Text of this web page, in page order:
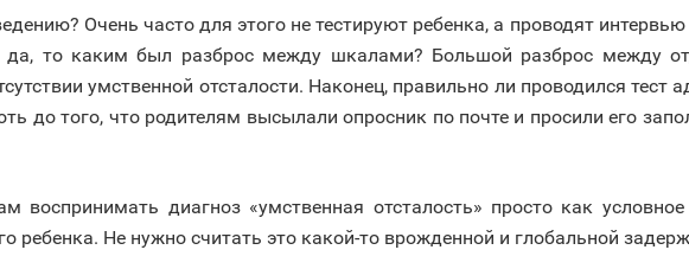
Очень часто для этого не тестируют ребенка, а проводят
да, то каким был разброс между шкалами? Большой разброс между
умственной отсталости. Наконец, правильно ли проводился тест
до того, что родителям высылали опросник по почте и просили его
диагноз «умственная отсталость» просто как
ребенка. Не нужно считать это какой-то врожденной и глобальной